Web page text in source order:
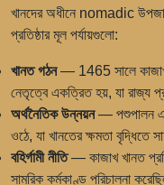
খানদের অধীনে nomadic
প্রতিষ্ঠার মূল পর্যায়গুলো:
খানত গঠন— 1465 সালে কাজাখ
নেতৃত্বে একত্রিত হয়, যা রাজ্য
অর্থনৈতিক উন্নয়ন— পশুপালন
ওঠে, যা খানতের ক্ষমতা বৃদ্ধিতে
বহির্গামী নীতি— কাজাখ খানত
সামরিক কর্মকাণ্ড পরিচালনা